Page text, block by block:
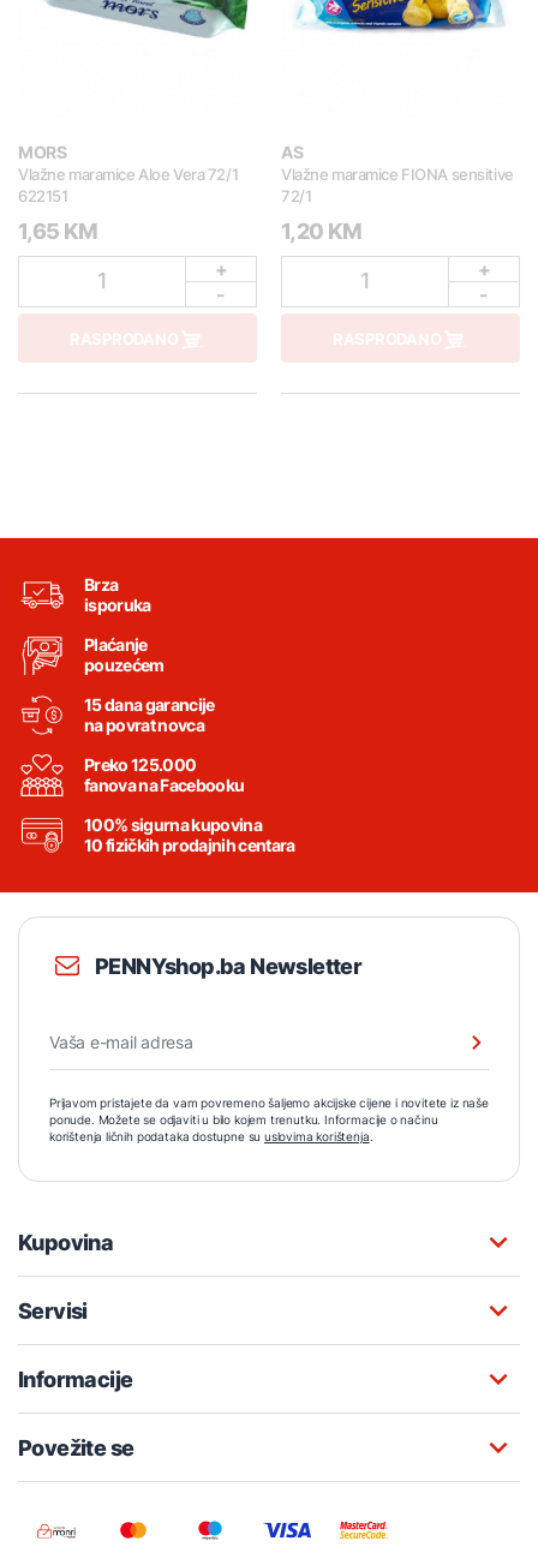
MORS
Vlažne maramice Aloe Vera 72/1
622151
1,65 KM
1
+
-
RASPRODANO
AS
Vlažne maramice FIONA sensitive
72/1
1,20 KM
1
+
-
RASPRODANO
Brza
isporuka
Plaćanje
pouzećem
15 dana garancije
na povrat novca
Preko 125.000
fanova na Facebooku
100% sigurna kupovina
10 fizičkih prodajnih centara
PENNYshop.ba Newsletter
Prijavom pristajete da vam povremeno šaljemo akcijske cijene i novitete iz naše
ponude. Možete se odjaviti u bilo kojem trenutku. Informacije o načinu
korištenja ličnih podataka dostupne su uslovima korištenja.
Kupovina
Servisi
Informacije
Povežite se